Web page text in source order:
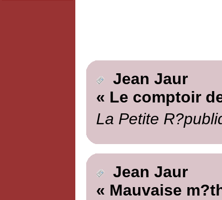
Jean Jaur
« Le comptoir
La Petite
Jean Jaur
« Mauvaise